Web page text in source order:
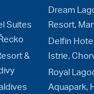
Suites
&
Dream
Resort,
Delfin
Istrie,
Royal
Aquapark,